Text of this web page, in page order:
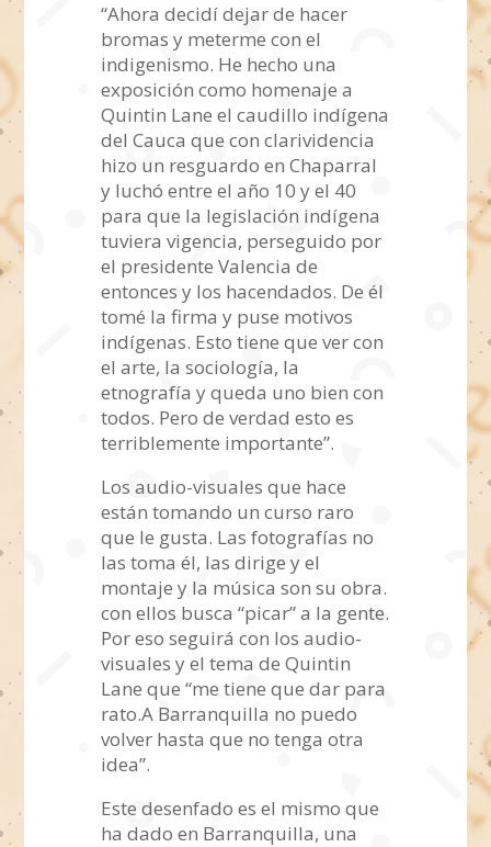
“Ahora decidí dejar de hacer
bromas y meterme con el
indigenismo. He hecho una
exposición como homenaje a
Quintin Lane el caudillo indígena
del Cauca que con clarividencia
hizo un resguardo en Chaparral
y luchó entre el año 10 y el 40
para que la legislación indígena
tuviera vigencia, perseguido por
el presidente Valencia de
entonces y los hacendados. De él
tomé la firma y puse motivos
indígenas. Esto tiene que ver con
el arte, la sociología, la
etnografía y queda uno bien con
todos. Pero de verdad esto es
terriblemente importante”.
Los audio-visuales que hace
están tomando un curso raro
que le gusta. Las fotografías no
las toma él, las dirige y el
montaje y la música son su obra.
con ellos busca “picar” a la gente.
Por eso seguirá con los audio-
visuales y el tema de Quintin
Lane que “me tiene que dar para
rato.A Barranquilla no puedo
volver hasta que no tenga otra
idea”.
Este desenfado es el mismo que
ha dado en Barranquilla, una